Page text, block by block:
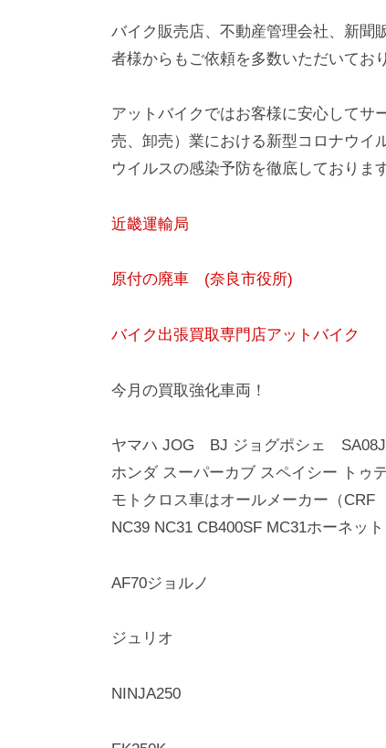
バイク販売店、不動産管理会社、新聞
者様からもご依頼を多数いただいてお
アットバイクではお客様に安心してサ
売、卸売）業における新型コロナウイ
ウイルスの感染予防を徹底しております
近畿運輸局
原付の廃車 (奈良市役所)
バイク出張買取専門店アットバイク
今月の買取強化車両！
ヤマハ JOG BJ ジョグポシェ SA08J
ホンダ スーパーカブ スペイシー トゥ
モトクロス車はオールメーカー（
NC39 NC31 CB400SF MC31ホーネット
AF70ジョルノ
ジュリオ
NINJA250